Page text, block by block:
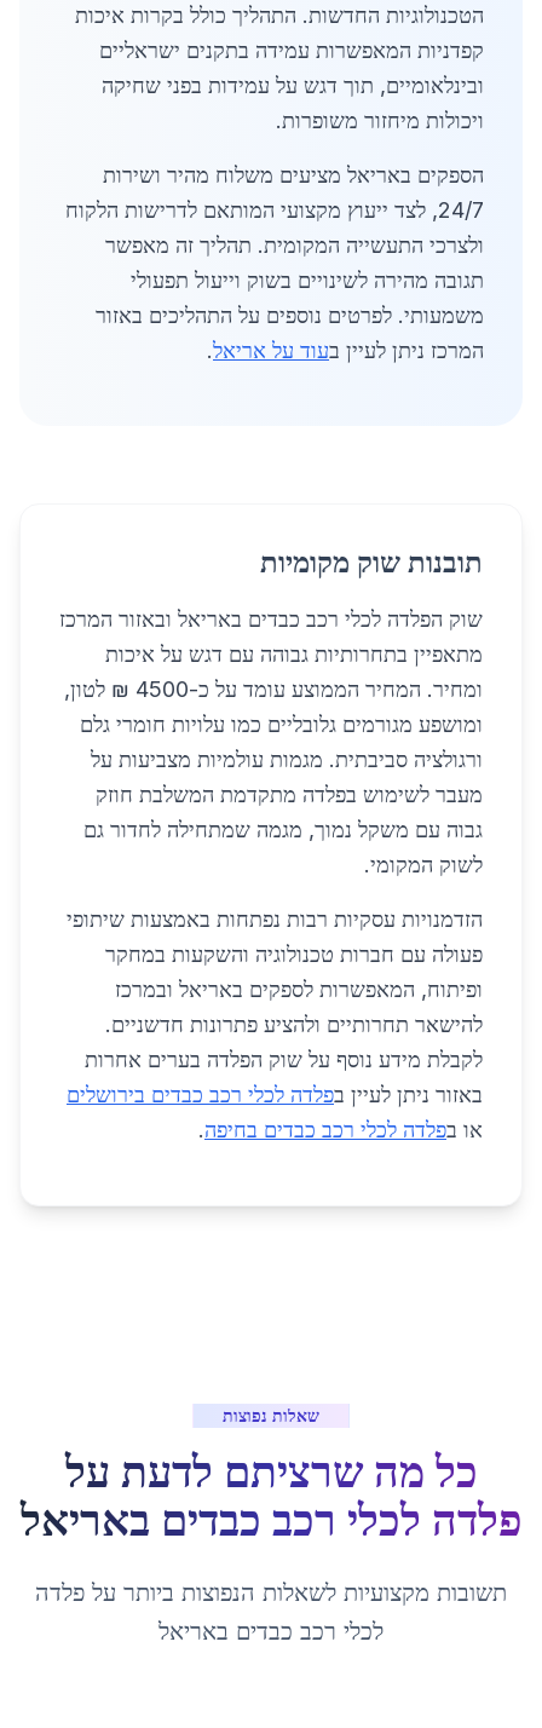
הטכנולוגיות החדשות. התהליך כולל בקרות איכות
קפדניות המאפשרות עמידה בתקנים ישראליים
ובינלאומיים, תוך דגש על עמידות בפני שחיקה
ויכולות מיחזור משופרות.
הספקים באריאל מציעים משלוח מהיר ושירות
24/7, לצד ייעוץ מקצועי המותאם לדרישות הלקוח
ולצרכי התעשייה המקומית. תהליך זה מאפשר
תגובה מהירה לשינויים בשוק וייעול תפעולי
משמעותי. לפרטים נוספים על התהליכים באזור
המרכז ניתן לעיין בעוד על אריאל.
תובנות שוק מקומיות
שוק הפלדה לכלי רכב כבדים באריאל ובאזור המרכז
מתאפיין בתחרותיות גבוהה עם דגש על איכות
ומחיר. המחיר הממוצע עומד על כ-4500 ₪ לטון,
ומושפע מגורמים גלובליים כמו עלויות חומרי גלם
ורגולציה סביבתית. מגמות עולמיות מצביעות על
מעבר לשימוש בפלדה מתקדמת המשלבת חוזק
גבוה עם משקל נמוך, מגמה שמתחילה לחדור גם
לשוק המקומי.
הזדמנויות עסקיות רבות נפתחות באמצעות שיתופי
פעולה עם חברות טכנולוגיה והשקעות במחקר
ופיתוח, המאפשרות לספקים באריאל ובמרכז
להישאר תחרותיים ולהציע פתרונות חדשניים.
לקבלת מידע נוסף על שוק הפלדה בערים אחרות
באזור ניתן לעיין בפלדה לכלי רכב כבדים בירושלים
או בפלדה לכלי רכב כבדים בחיפה.
שאלות נפוצות
כל מה שרציתם לדעת על
פלדה לכלי רכב כבדים באריאל
תשובות מקצועיות לשאלות הנפוצות ביותר על פלדה
לכלי רכב כבדים באריאל